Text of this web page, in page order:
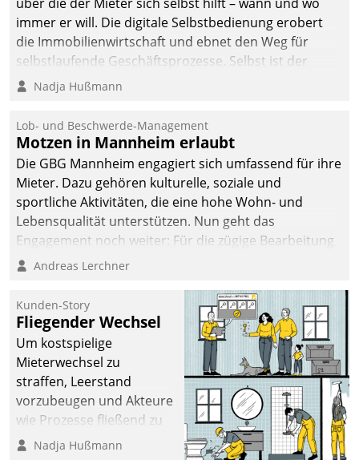
immer er will. Die digitale Selbstbedienung erobert
die Immobilienwirtschaft und ebnet den Weg für
selbstlaufende Geschäftsprozesse. Selbst ist der
Kunde und smart der Serviceanbieter.
Nadja Hußmann
Lob- und Beschwerde-Management
Motzen in Mannheim erlaubt
Die GBG Mannheim engagiert sich umfassend für ihre
Mieter. Dazu gehören kulturelle, soziale und
sportliche Aktivitäten, die eine hohe Wohn- und
Lebensqualität unterstützen. Nun geht das
Engagement noch weiter: Für die zügige Bearbeitung
von Beschwerden – oder Lob – richtet das
und Beschwerde-Management einen eigenen Kanal
ein.
Andreas Lerchner
Kunden-Story
Fliegender Wechsel
Um kostspielige
Mieterwechsel zu
straffen, Leerstand
vorzubeugen und Akteure
wie Prozesse fließend zu
vernetzen, nutzt die
Nadja Hußmann